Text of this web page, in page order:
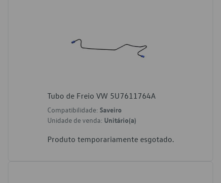
Tubo de Freio VW 5U7611764A
Compatibilidade: Saveiro
Unidade de venda: Unitário(a)
Produto temporariamente esgotado.